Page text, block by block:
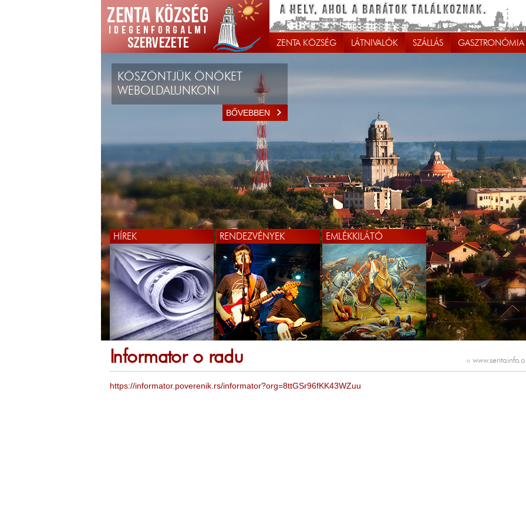
ZENTA KÖZSÉG LÁTNIVALÓK SZÁLLÁS GASZTRONÓMIA
KÖSZÖNTJÜK ÖNÖKET
WEBOLDALUNKON!
BŐVEBBEN
HÍREK RENDEZVÉNYEK EMLÉKKILÁTÓ
Informator o radu ‹‹
https://informator.poverenik.rs/informator?org=8ttGSr96fKK43WZuu